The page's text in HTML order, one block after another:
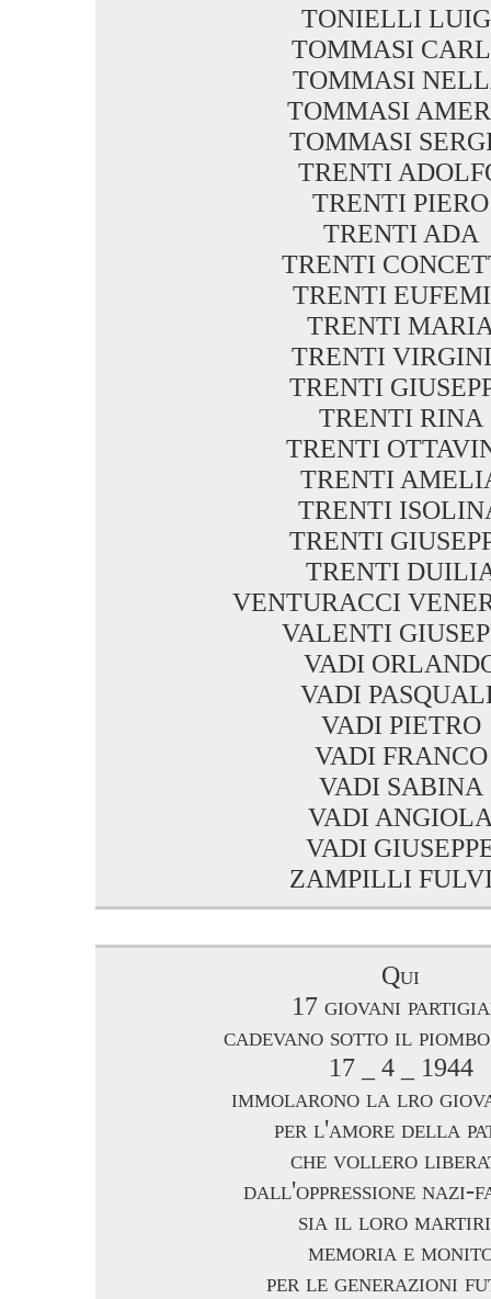
TONIELLI
TOMMASI
TOMMASI
TOMMASI
TOMMASI
TRENTI
TRENTI PIERO
TRENTI ADA
TRENTI
TRENTI
TRENTI
TRENTI
TRENTI
TRENTI RINA
TRENTI
TRENTI
TRENTI
TRENTI
TRENTI
VENTURACCI
VALENTI
VADI
VADI
VADI PIETRO
VADI FRANCO
VADI SABINA
VADI
VADI
ZAMPILLI
Qui
17 giovani
cadevano sotto il
17 _ 4 _ 1944
immolarono la lro
per l'amore della
che vollero
dall'oppressione nazi-
sia il loro
memoria e
per le generazioni